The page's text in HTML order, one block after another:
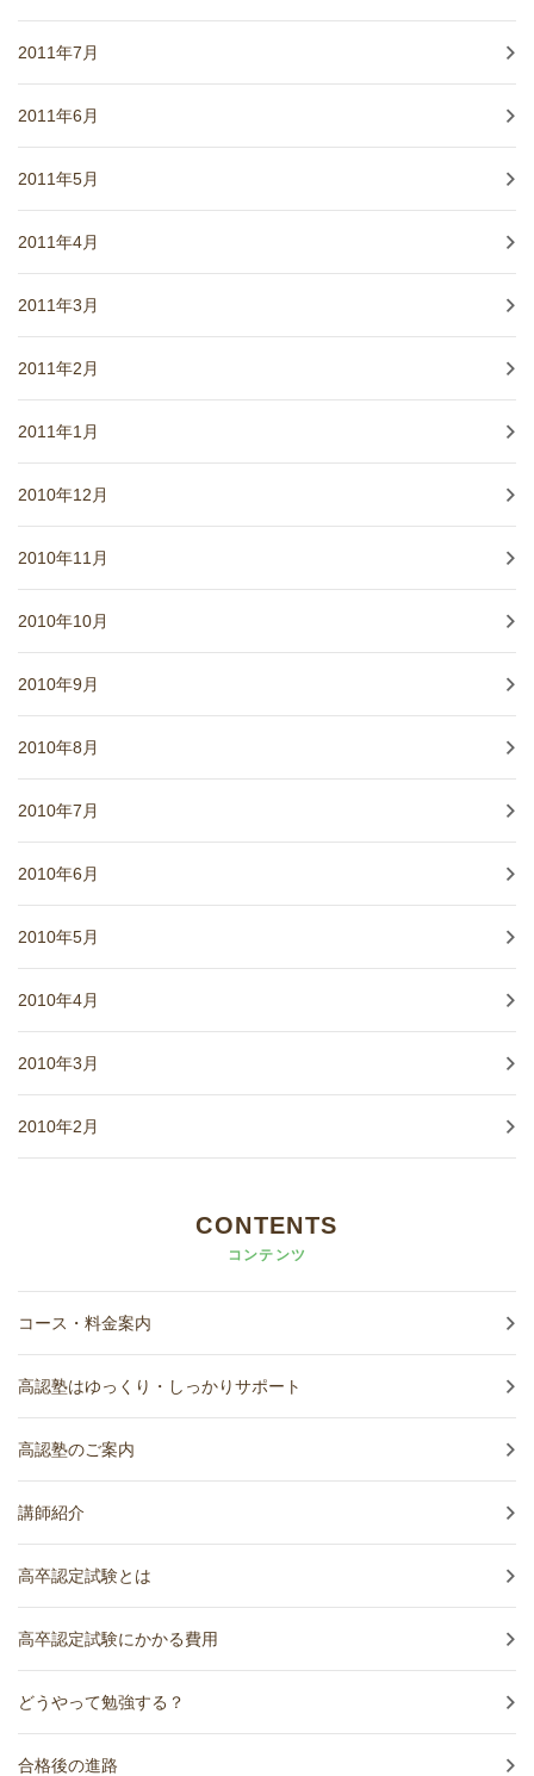
2011年7月
2011年6月
2011年5月
2011年4月
2011年3月
2011年2月
2011年1月
2010年12月
2010年11月
2010年10月
2010年9月
2010年8月
2010年7月
2010年6月
2010年5月
2010年4月
2010年3月
2010年2月
CONTENTS
コンテンツ
コース・料金案内
高認塾はゆっくり・しっかりサポート
高認塾のご案内
講師紹介
高卒認定試験とは
高卒認定試験にかかる費用
どうやって勉強する？
合格後の進路